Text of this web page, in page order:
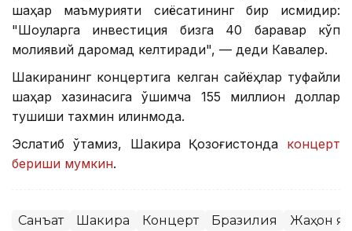
шаҳар маъмурияти сиёсатининг бир қисмидир:
"Шоуларга инвестиция бизга 40 баравар кўп
молиявий даромад келтиради", — деди Кавалер.
Шакиранинг концертига келган сайёҳлар туфайли
шаҳар хазинасига қўшимча 155 миллион доллар
тушиши тахмин қилинмоқда.
Эслатиб ўтамиз, Шакира Қозоғистонда концерт
бериши мумкин.
Санъат Шакира Концерт Бразилия Жаҳон